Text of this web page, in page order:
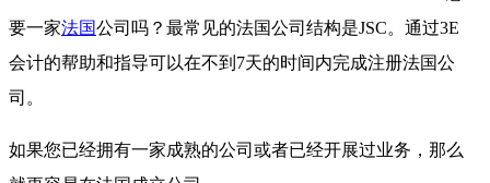
要一家法国公司吗？最常见的法国公司结构是JSC。通过3E
会计的帮助和指导可以在不到7天的时间内完成注册法国公
司。
如果您已经拥有一家成熟的公司或者已经开展过业务，那么